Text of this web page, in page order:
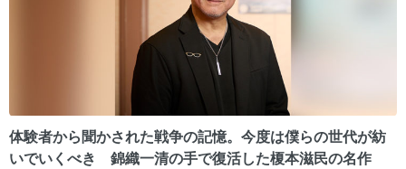
体験者から聞かされた戦争の記憶。今度は僕らの世代が紡
いでいくべき 錦織一清の手で復活した榎本滋民の名作